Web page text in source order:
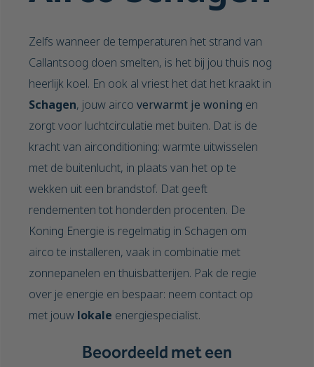
Zelfs wanneer de temperaturen het strand van
Callantsoog doen smelten, is het bij jou thuis nog
heerlijk koel. En ook al vriest het dat het kraakt in
Schagen, jouw airco verwarmt je woning en
zorgt voor luchtcirculatie met buiten. Dat is de
kracht van airconditioning: warmte uitwisselen
met de buitenlucht, in plaats van het op te
wekken uit een brandstof. Dat geeft
rendementen tot honderden procenten. De
Koning Energie is regelmatig in Schagen om
airco te installeren, vaak in combinatie met
zonnepanelen en thuisbatterijen. Pak de regie
over je energie en bespaar: neem contact op
met jouw lokale energiespecialist.
Beoordeeld met een